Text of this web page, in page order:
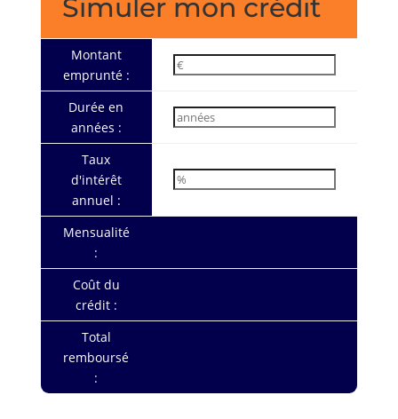
Simuler mon crédit
Montant
emprunté :
Durée en
années :
Taux
d'intérêt
annuel :
Mensualité
:
Coût du
crédit :
Total
remboursé
: